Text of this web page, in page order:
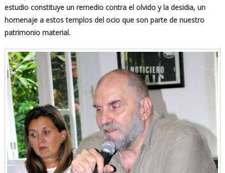
estudio constituye un remedio contra el olvido y la desidia, un
homenaje a estos templos del ocio que son parte de nuestro
patrimonio material.